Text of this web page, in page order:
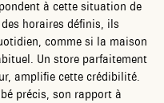
à cette situation de
horaires définis, ils
comme si la maison
Un store parfaitement
amplifie cette crédibilité.
précis, son rapport à